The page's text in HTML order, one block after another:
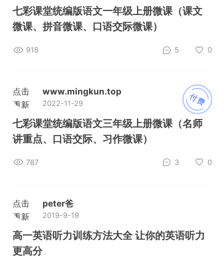
加载
七彩课堂统编版语文一年级上册微课（课文
微课、拼音微课、口语交际微课）
918 5 0
付费
点击
重新
加载
www.mingkun.top
2022-11-29
七彩课堂统编版语文三年级上册微课（名师
讲重点、口语交际、习作微课）
787 3 0
点击
重新
加载
peter爸
2019-9-19
高一英语听力训练方法大全 让你的英语听力
更高分